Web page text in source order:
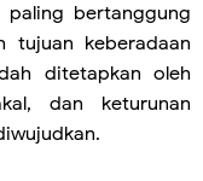
bertanggung
tujuan keberadaan
ditetapkan oleh
dan keturunan